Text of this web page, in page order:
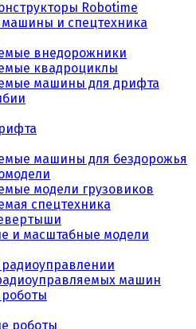
Robotime
и спецтехника
внедорожники
квадроциклы
машины для дрифта
машины для бездорожья
модели грузовиков
спецтехника
и масштабные модели
машин
роботы